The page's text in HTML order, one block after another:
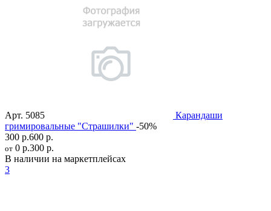
Арт. 5085
Карандаши
гримировальные "Страшилки" -50%
300 р.600 р.
от 0 р.300 р.
В наличии на маркетплейсах
3